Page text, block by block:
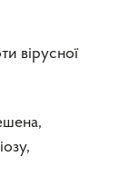
вірусної